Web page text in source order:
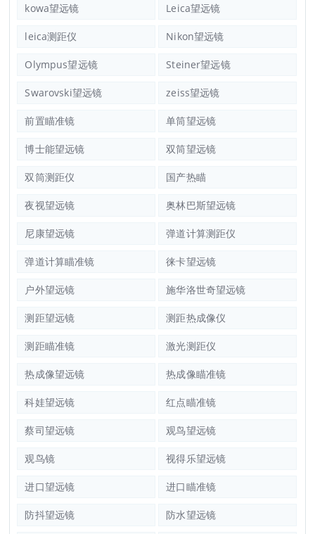
kowa望远镜 Leica望远镜
leica测距仪 Nikon望远镜
Olympus望远镜 Steiner望远镜
Swarovski望远镜 zeiss望远镜
前置瞄准镜 单筒望远镜
博士能望远镜 双筒望远镜
双筒测距仪 国产热瞄
夜视望远镜 奥林巴斯望远镜
尼康望远镜 弹道计算测距仪
弹道计算瞄准镜 徕卡望远镜
户外望远镜 施华洛世奇望远镜
测距望远镜 测距热成像仪
测距瞄准镜 激光测距仪
热成像望远镜 热成像瞄准镜
科娃望远镜 红点瞄准镜
蔡司望远镜 观鸟望远镜
观鸟镜 视得乐望远镜
进口望远镜 进口瞄准镜
防抖望远镜 防水望远镜